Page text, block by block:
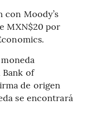
con Moody’s
MXN$20 por
Bank of
de origen
se encontrará